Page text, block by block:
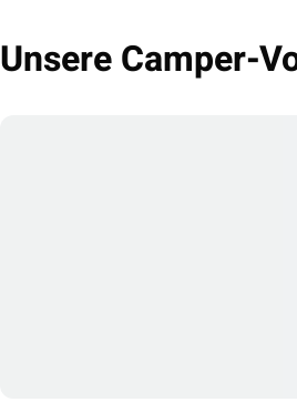
Unsere Camper-